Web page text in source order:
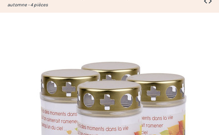
automne - 4 pièces